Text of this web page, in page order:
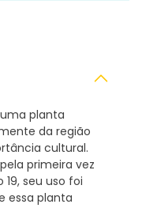
planta
da região
cultural.
primeira vez
seu uso foi
essa planta